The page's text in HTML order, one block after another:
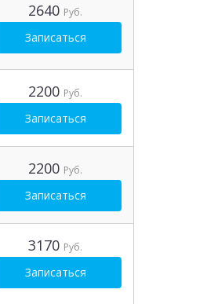
2640 Руб.
Записаться
2200 Руб.
Записаться
2200 Руб.
Записаться
3170 Руб.
Записаться